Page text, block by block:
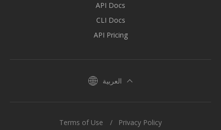
API Docs
CLI Docs
API Pricing
العربية
Terms of Use Privacy Policy